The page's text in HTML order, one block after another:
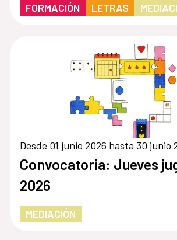
FORMACIÓN LETRAS
Desde 01 junio 2026 hasta 30 junio
Convocatoria: Jueves
2026
MEDIACIÓN